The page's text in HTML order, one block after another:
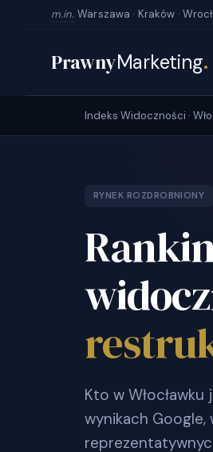
m.in. Warszawa · Kraków ·
PrawnyMarketing.
Indeks Widoczności ·
RYNEK ROZDROBNIONY
Kto w
wynikach Google,